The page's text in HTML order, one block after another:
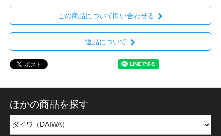
この商品について問い合わせる
返品について
ほかの商品を探す